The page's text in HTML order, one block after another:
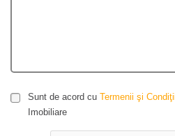
Sunt de acord cu Termenii şi
Imobiliare